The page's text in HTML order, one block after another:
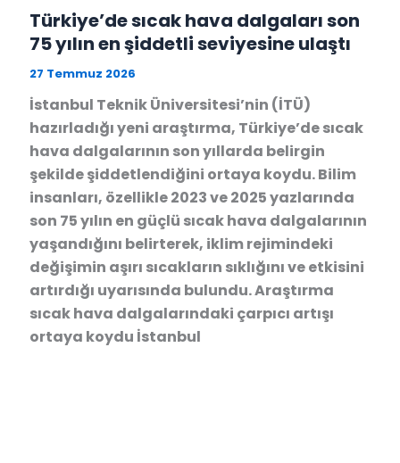
Türkiye’de sıcak hava dalgaları son
75 yılın en şiddetli seviyesine ulaştı
27 Temmuz 2026
İstanbul Teknik Üniversitesi’nin (İTÜ)
hazırladığı yeni araştırma, Türkiye’de sıcak
hava dalgalarının son yıllarda belirgin
şekilde şiddetlendiğini ortaya koydu. Bilim
insanları, özellikle 2023 ve 2025 yazlarında
son 75 yılın en güçlü sıcak hava dalgalarının
yaşandığını belirterek, iklim rejimindeki
değişimin aşırı sıcakların sıklığını ve etkisini
artırdığı uyarısında bulundu. Araştırma
sıcak hava dalgalarındaki çarpıcı artışı
ortaya koydu İstanbul